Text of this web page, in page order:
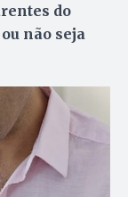
do
não seja